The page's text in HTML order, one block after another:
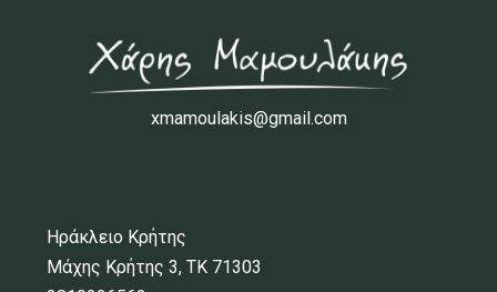
xmamoulakis@gmail.com
Ηράκλειο Κρήτης
Μάχης Κρήτης 3, ΤΚ 71303